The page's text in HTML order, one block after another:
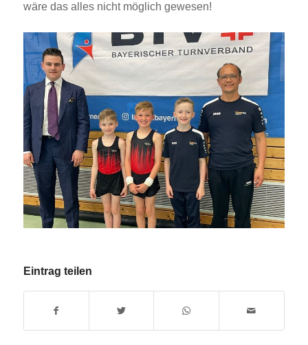
wäre das alles nicht möglich gewesen!
Eintrag teilen